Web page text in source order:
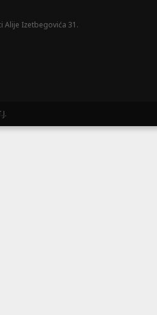
Alije Izetbegovića 31.